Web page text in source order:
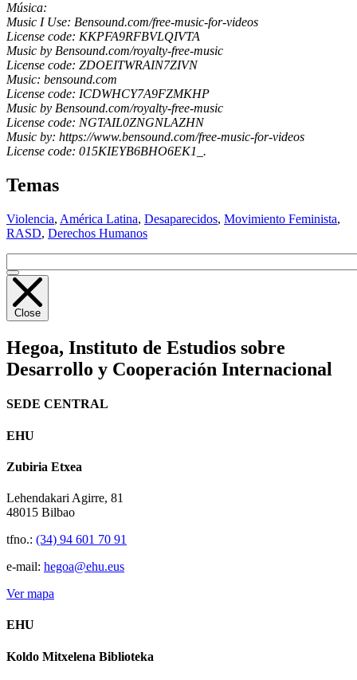
Música:
Music I Use: Bensound.com/free-music-for-videos
License code: KKPFA9RFBVLQIVTA
Music by Bensound.com/royalty-free-music
License code: ZDOEITWRAIN7ZIVN
Music: bensound.com
License code: ICDWHCY7A9FZMKHP
Music by Bensound.com/royalty-free-music
License code: NGTAIL0ZNGNLAZHN
Music by: https://www.bensound.com/free-music-for-videos
License code: 015KIEYB6BHO6EK1_.
Temas
Violencia, América Latina, Desaparecidos, Movimiento Feminista,
RASD, Derechos Humanos
Close
Hegoa, Instituto de Estudios sobre
Desarrollo y Cooperación Internacional
SEDE CENTRAL
EHU
Zubiria Etxea
Lehendakari Agirre, 81
48015 Bilbao
tfno.: (34) 94 601 70 91
e-mail: hegoa@ehu.eus
Ver mapa
EHU
Koldo Mitxelena Biblioteka